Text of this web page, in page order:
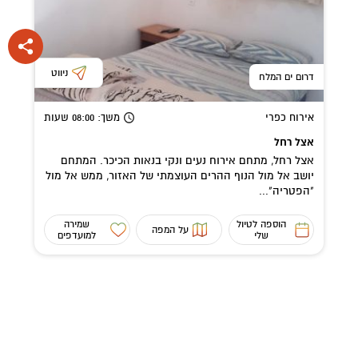
דרום ים המלח ניווט
אירוח כפרי משך: 08:00 שעות
אצל רחל
אצל רחל, מתחם אירוח נעים ונקי בנאות הכיכר. המתחם
יושב אל מול הנוף ההרים העוצמתי של האזור, ממש אל מול
"הפטריה"...
הוספה לטיול
שלי
על המפה
שמירה
למועדפים